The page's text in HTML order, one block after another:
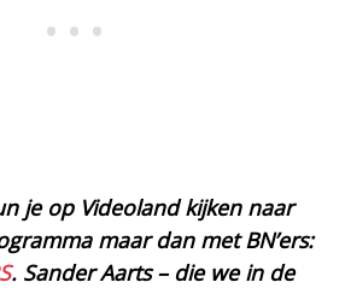
je op Videoland kijken naar
maar dan met BN’ers:
. Sander Aarts – die we in de